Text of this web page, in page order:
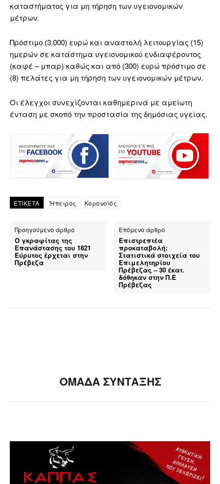
καταστήματος για μη τήρηση των υγειονομικών
μέτρων.
Πρόστιμο (3.000) ευρώ και αναστολή λειτουργίας (15)
ημερών σε κατάστημα υγειονομικού ενδιαφέροντος
(καφέ – μπαρ) καθώς και από (300) ευρώ πρόστιμο σε
(8) πελάτες για μη τήρηση των υγειονομικών μέτρων.
Οι έλεγχοι συνεχίζονται καθημερινά με αμείωτη
ένταση με σκοπό την προστασία της δημόσιας υγείας.
ΕΤΙΚΕΤΑ 'Ηπειρος Κορονοϊός
Προηγούμενο άρθρο
Ο γκραφίτας της
Επανάστασης του 1821
Εύρυτος έρχεται στην
Πρέβεζα
Επόμενο άρθρο
Επιστρεπτέα
προκαταβολή:
Στατιστικά στοιχεία του
Επιμελητηρίου
Πρέβεζας – 30 έκατ.
δόθηκαν στην Π.Ε
Πρέβεζας
ΟΜΑΔΑ ΣΥΝΤΑΞΗΣ